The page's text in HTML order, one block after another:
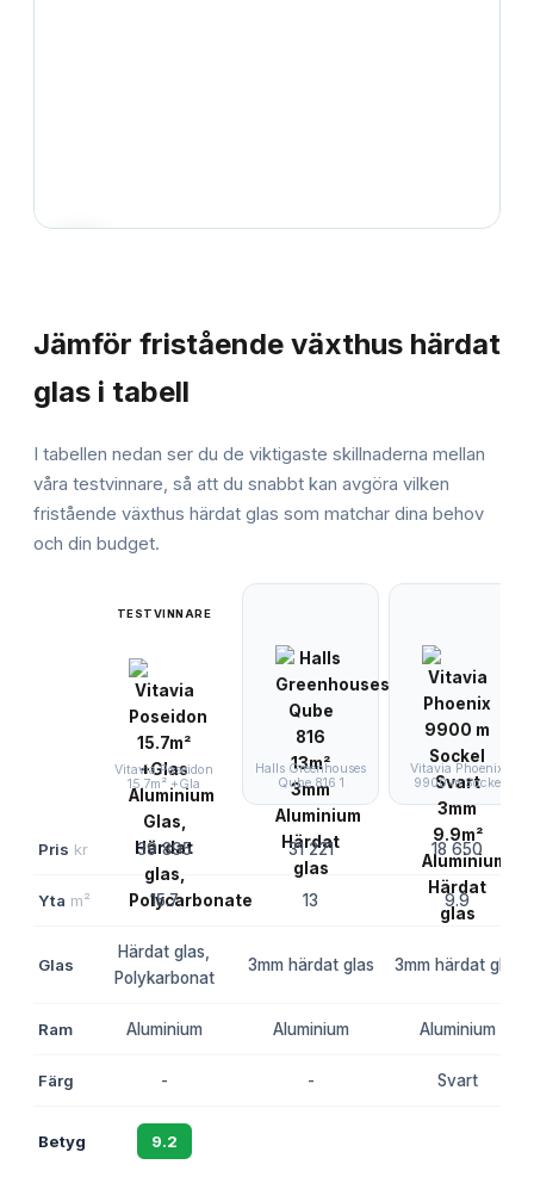
Jämför fristående växthus härdat
glas i tabell
I tabellen nedan ser du de viktigaste skillnaderna mellan
våra testvinnare, så att du snabbt kan avgöra vilken
fristående växthus härdat glas som matchar dina behov
och din budget.
TESTVINNARE
Vitavia Poseidon
15.7m² +Gla
Halls Greenhouses
Qube 816 1
Vitavia Phoenix
9900 m Socke
Pris kr 39 895 31 221 18 650
Yta m² 15.7 13 9.9
Glas
Härdat glas,
Polykarbonat
3mm härdat glas 3mm härdat glas
Ram Aluminium Aluminium Aluminium
Färg - - Svart
Betyg 9.2